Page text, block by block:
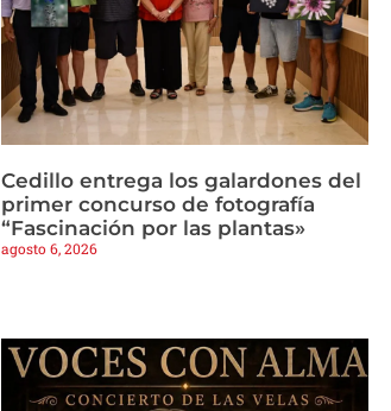
Cedillo entrega los galardones del
primer concurso de fotografía
“Fascinación por las plantas»
agosto 6, 2026